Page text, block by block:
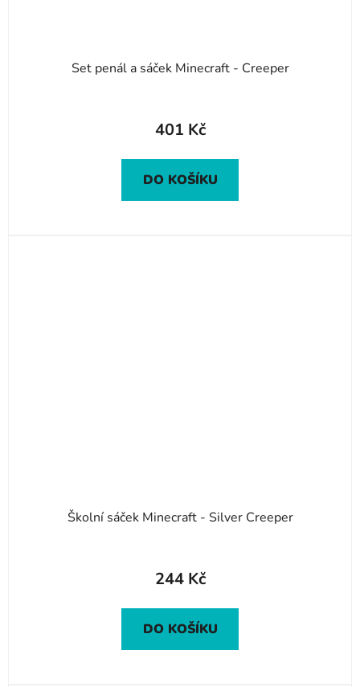
Set penál a sáček Minecraft - Creeper
401 Kč
DO KOŠÍKU
Školní sáček Minecraft - Silver Creeper
244 Kč
DO KOŠÍKU